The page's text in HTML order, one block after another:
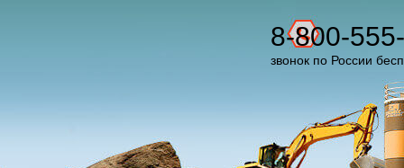
8-800-
звонок по России